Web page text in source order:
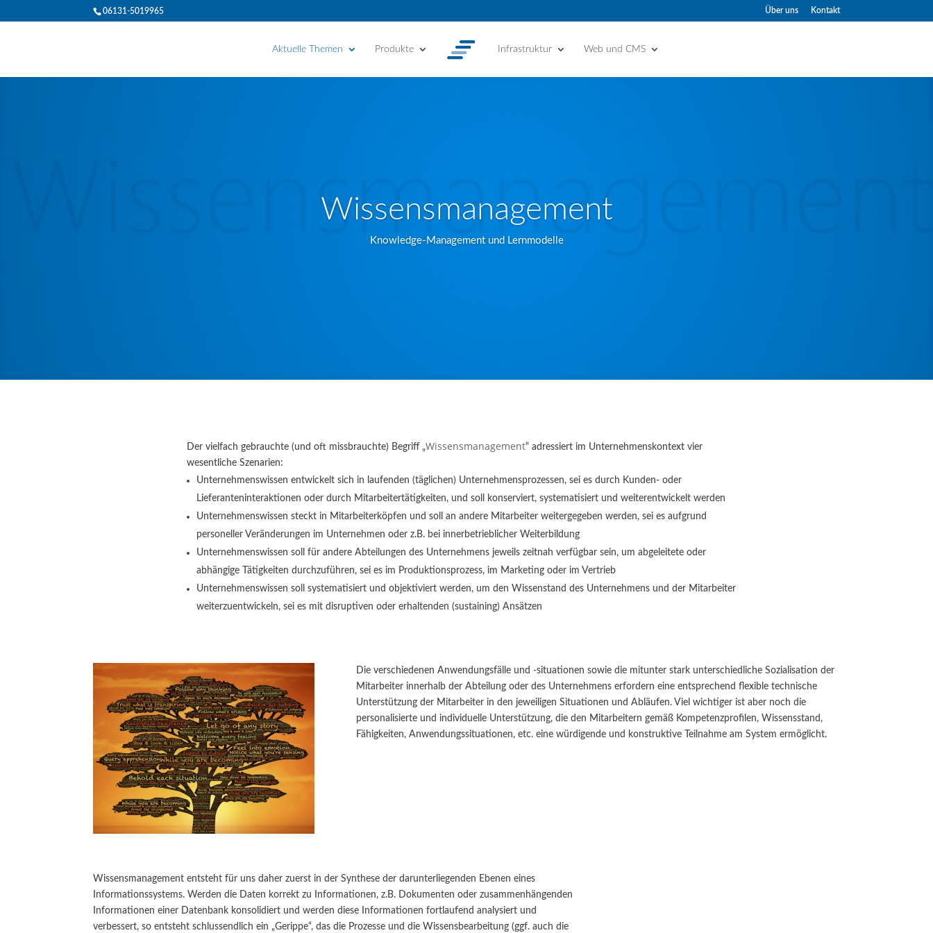
06131-5019965 Über uns Kontakt
Aktuelle Themen Produkte Infrastruktur Web und CMS
Wissensmanagement
Knowledge-Management und Lernmodelle
Der vielfach gebrauchte (und oft missbrauchte) Begriff „Wissensmanagement“ adressiert im Unternehmenskontext vier
wesentliche Szenarien:
Unternehmenswissen entwickelt sich in laufenden (täglichen) Unternehmensprozessen, sei es durch Kunden- oder
Lieferanteninteraktionen oder durch Mitarbeitertätigkeiten, und soll konserviert, systematisiert und weiterentwickelt werden
Unternehmenswissen steckt in Mitarbeiterköpfen und soll an andere Mitarbeiter weitergegeben werden, sei es aufgrund
personeller Veränderungen im Unternehmen oder z.B. bei innerbetrieblicher Weiterbildung
Unternehmenswissen soll für andere Abteilungen des Unternehmens jeweils zeitnah verfügbar sein, um abgeleitete oder
abhängige Tätigkeiten durchzuführen, sei es im Produktionsprozess, im Marketing oder im Vertrieb
Unternehmenswissen soll systematisiert und objektiviert werden, um den Wissenstand des Unternehmens und der Mitarbeiter
weiterzuentwickeln, sei es mit disruptiven oder erhaltenden (sustaining) Ansätzen
Die verschiedenen Anwendungsfälle und -situationen sowie die mitunter stark unterschiedliche Sozialisation der
Mitarbeiter innerhalb der Abteilung oder des Unternehmens erfordern eine entsprechend flexible technische
Unterstützung der Mitarbeiter in den jeweiligen Situationen und Abläufen. Viel wichtiger ist aber noch die
personalisierte und individuelle Unterstützung, die den Mitarbeitern gemäß Kompetenzprofilen, Wissensstand,
Fähigkeiten, Anwendungssituationen, etc. eine würdigende und konstruktive Teilnahme am System ermöglicht.
Wissensmanagement entsteht für uns daher zuerst in der Synthese der darunterliegenden Ebenen eines
Informationssystems. Werden die Daten korrekt zu Informationen, z.B. Dokumenten oder zusammenhängenden
Informationen einer Datenbank konsolidiert und werden diese Informationen fortlaufend analysiert und
verbessert, so entsteht schlussendlich ein „Gerippe“, das die Prozesse und die Wissensbearbeitung (ggf. auch die